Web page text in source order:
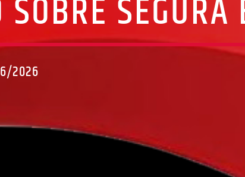
SEGURA
2026